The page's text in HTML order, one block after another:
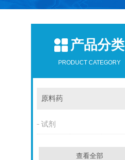
产品分类
PRODUCT CATEGORY
原料药
试剂
查看全部